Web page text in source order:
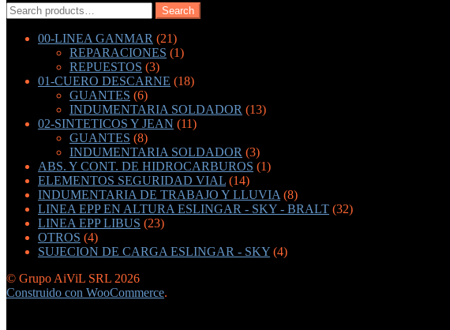
Search
for:
Search
00-LINEA GANMAR (21)
REPARACIONES (1)
REPUESTOS (3)
01-CUERO DESCARNE (18)
GUANTES (6)
INDUMENTARIA SOLDADOR (13)
02-SINTETICOS Y JEAN (11)
GUANTES (8)
INDUMENTARIA SOLDADOR (3)
ABS. Y CONT. DE HIDROCARBUROS (1)
ELEMENTOS SEGURIDAD VIAL (14)
INDUMENTARIA DE TRABAJO Y LLUVIA (8)
LINEA EPP EN ALTURA ESLINGAR - SKY - BRALT (32)
LINEA EPP LIBUS (23)
OTROS (4)
SUJECION DE CARGA ESLINGAR - SKY (4)
© Grupo AiViL SRL 2026
Construido con WooCommerce.